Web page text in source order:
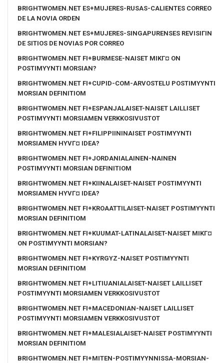
BRIGHTWOMEN.NET ES+MUJERES-RUSAS-CALIENTES CORREO
DE LA NOVIA ORDEN
BRIGHTWOMEN.NET ES+MUJERES-SINGAPURENSES REVISIГІN
DE SITIOS DE NOVIAS POR CORREO
BRIGHTWOMEN.NET FI+BURMESE-NAISET MIKГ¤ ON
POSTIMYYNTI MORSIAN?
BRIGHTWOMEN.NET FI+CUPID-COM-ARVOSTELU POSTIMYYNTI
MORSIAN DEFINITIOM
BRIGHTWOMEN.NET FI+ESPANJALAISET-NAISET LAILLISET
POSTIMYYNTI MORSIAMEN VERKKOSIVUSTOT
BRIGHTWOMEN.NET FI+FILIPPIININAISET POSTIMYYNTI
MORSIAMEN HYVГ¤ IDEA?
BRIGHTWOMEN.NET FI+JORDANIALAINEN-NAINEN
POSTIMYYNTI MORSIAN DEFINITIOM
BRIGHTWOMEN.NET FI+KIINALAISET-NAISET POSTIMYYNTI
MORSIAMEN HYVГ¤ IDEA?
BRIGHTWOMEN.NET FI+KROAATTILAISET-NAISET POSTIMYYNTI
MORSIAN DEFINITIOM
BRIGHTWOMEN.NET FI+KUUMAT-LATINALAISET-NAISET MIKГ¤
ON POSTIMYYNTI MORSIAN?
BRIGHTWOMEN.NET FI+KYRGYZ-NAISET POSTIMYYNTI
MORSIAN DEFINITIOM
BRIGHTWOMEN.NET FI+LITIUANIALAISET-NAISET LAILLISET
POSTIMYYNTI MORSIAMEN VERKKOSIVUSTOT
BRIGHTWOMEN.NET FI+MACEDONIAN-NAISET LAILLISET
POSTIMYYNTI MORSIAMEN VERKKOSIVUSTOT
BRIGHTWOMEN.NET FI+MALESIALAISET-NAISET POSTIMYYNTI
MORSIAN DEFINITIOM
BRIGHTWOMEN.NET FI+MITEN-POSTIMYYNNISSA-MORSIAN-